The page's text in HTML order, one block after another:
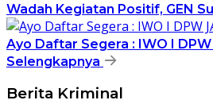
Wadah Kegiatan Positif, GEN
Ayo Daftar Segera : IWO I DPW
Selengkapnya
Berita Kriminal